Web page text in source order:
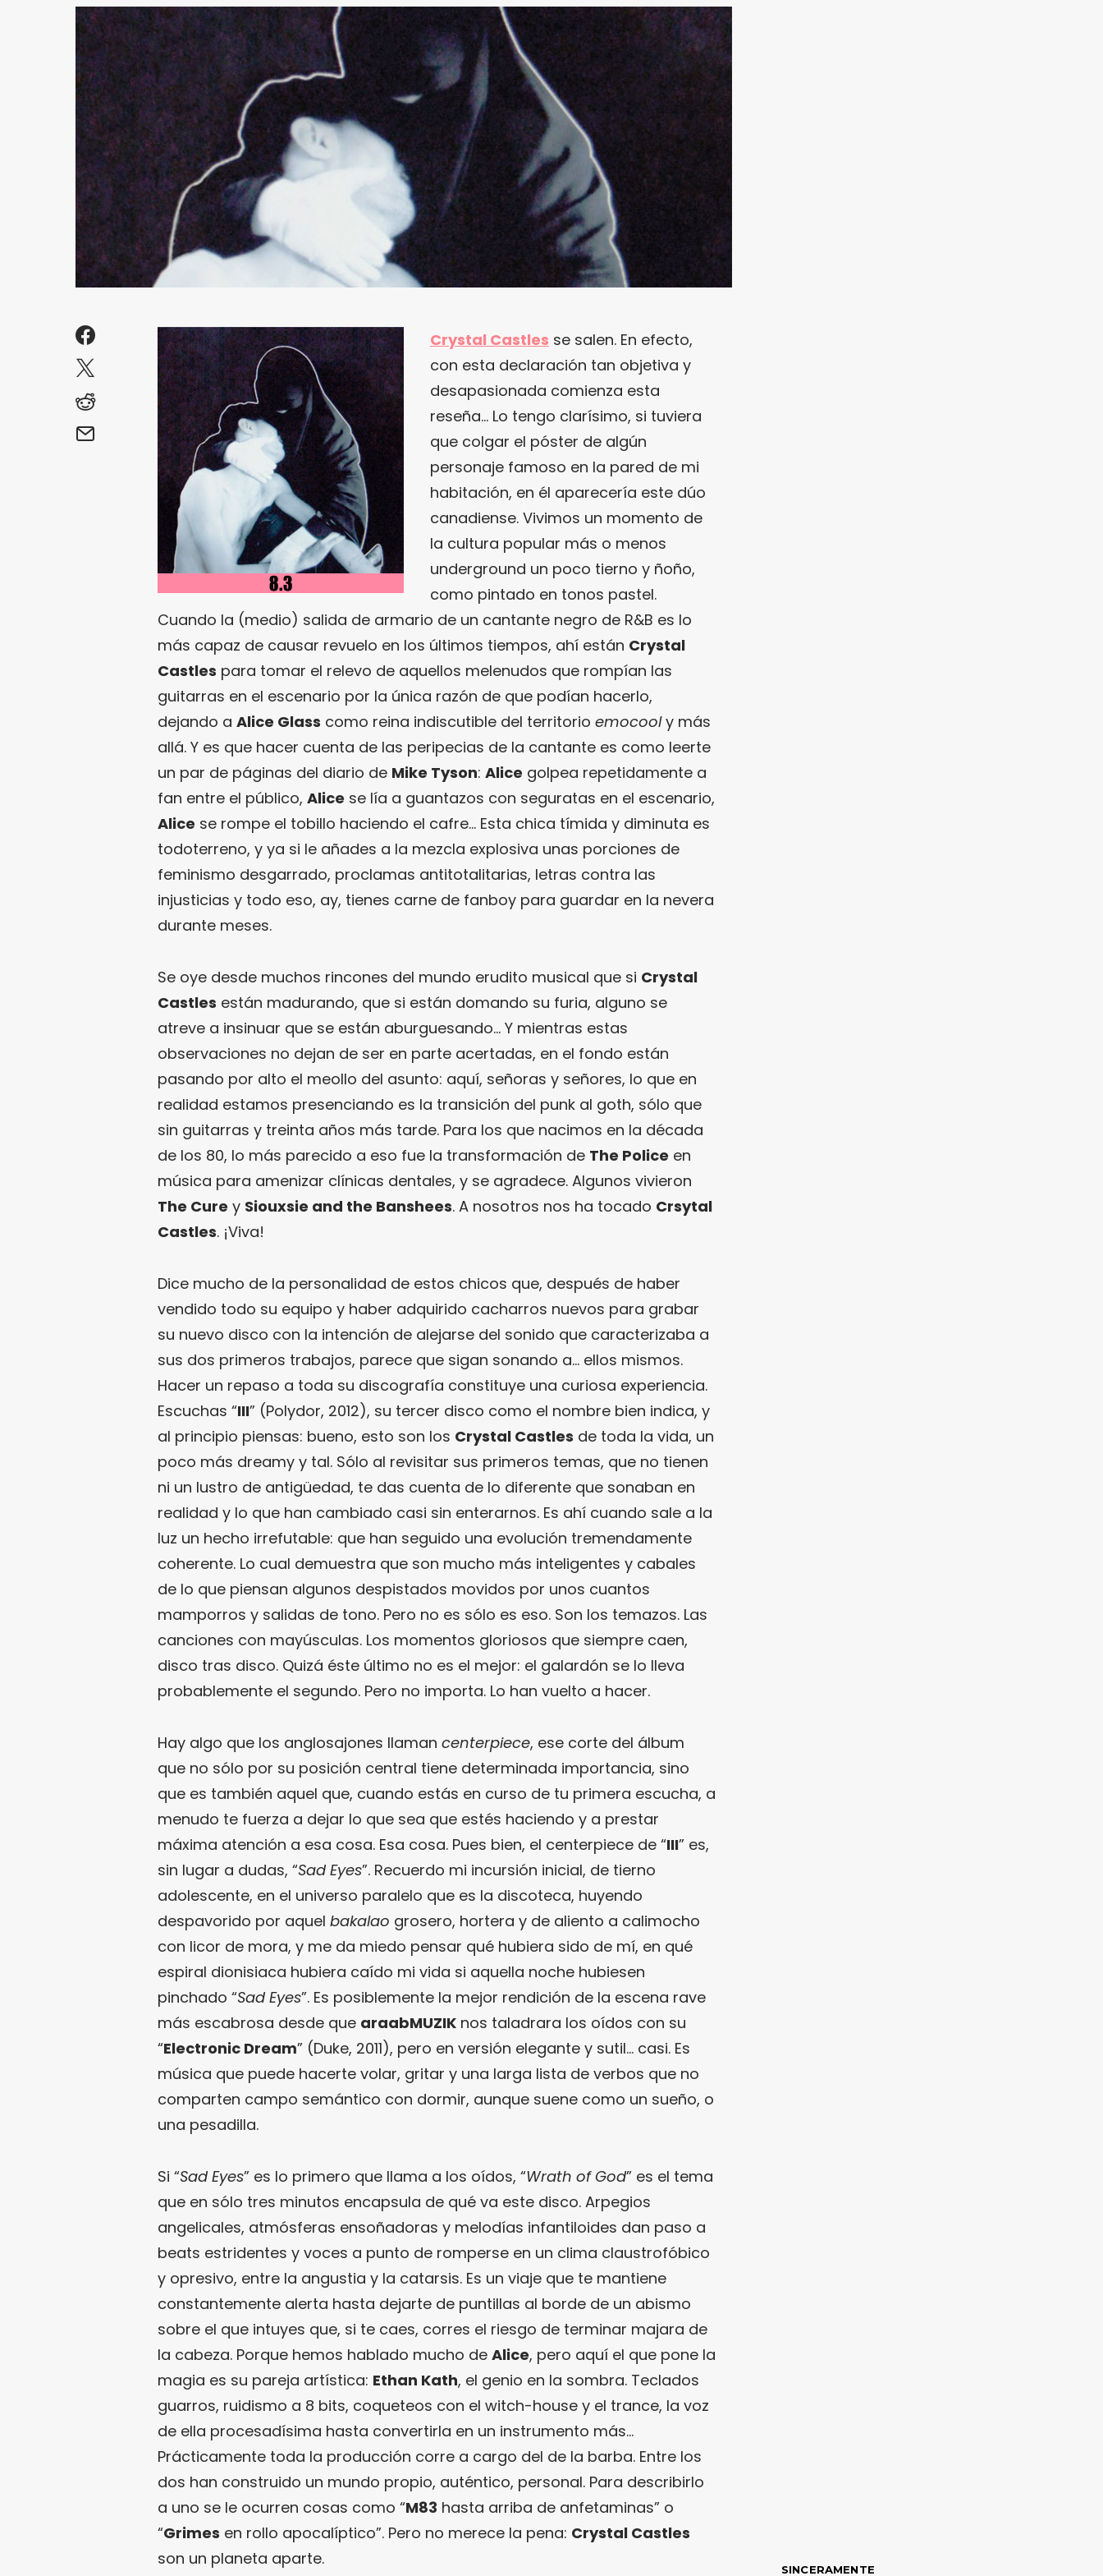
Crystal Castles se salen. En efecto,
con esta declaración tan objetiva y
desapasionada comienza esta
reseña… Lo tengo clarísimo, si tuviera
que colgar el póster de algún
personaje famoso en la pared de mi
habitación, en él aparecería este dúo
canadiense. Vivimos un momento de
la cultura popular más o menos
underground un poco tierno y ñoño,
como pintado en tonos pastel.
Cuando la (medio) salida de armario de un cantante negro de R&B es lo
más capaz de causar revuelo en los últimos tiempos, ahí están Crystal
Castles para tomar el relevo de aquellos melenudos que rompían las
guitarras en el escenario por la única razón de que podían hacerlo,
dejando a Alice Glass como reina indiscutible del territorio emocooly más
allá. Y es que hacer cuenta de las peripecias de la cantante es como leerte
un par de páginas del diario de Mike Tyson: Alice golpea repetidamente a
fan entre el público, Alice se lía a guantazos con seguratas en el escenario,
Alice se rompe el tobillo haciendo el cafre… Esta chica tímida y diminuta es
todoterreno, y ya si le añades a la mezcla explosiva unas porciones de
feminismo desgarrado, proclamas antitotalitarias, letras contra las
injusticias y todo eso, ay, tienes carne de fanboy para guardar en la nevera
durante meses.
Se oye desde muchos rincones del mundo erudito musical que si Crystal
Castles están madurando, que si están domando su furia, alguno se
atreve a insinuar que se están aburguesando… Y mientras estas
observaciones no dejan de ser en parte acertadas, en el fondo están
pasando por alto el meollo del asunto: aquí, señoras y señores, lo que en
realidad estamos presenciando es la transición del punk al goth, sólo que
sin guitarras y treinta años más tarde. Para los que nacimos en la década
de los 80, lo más parecido a eso fue la transformación de The Police en
música para amenizar clínicas dentales, y se agradece. Algunos vivieron
The Cure y Siouxsie and the Banshees. A nosotros nos ha tocado Crsytal
Castles. ¡Viva!
Dice mucho de la personalidad de estos chicos que, después de haber
vendido todo su equipo y haber adquirido cacharros nuevos para grabar
su nuevo disco con la intención de alejarse del sonido que caracterizaba a
sus dos primeros trabajos, parece que sigan sonando a… ellos mismos.
Hacer un repaso a toda su discografía constituye una curiosa experiencia.
Escuchas “III” (Polydor, 2012), su tercer disco como el nombre bien indica, y
al principio piensas: bueno, esto son los Crystal Castles de toda la vida, un
poco más dreamy y tal. Sólo al revisitar sus primeros temas, que no tienen
ni un lustro de antigüedad, te das cuenta de lo diferente que sonaban en
realidad y lo que han cambiado casi sin enterarnos. Es ahí cuando sale a la
luz un hecho irrefutable: que han seguido una evolución tremendamente
coherente. Lo cual demuestra que son mucho más inteligentes y cabales
de lo que piensan algunos despistados movidos por unos cuantos
mamporros y salidas de tono. Pero no es sólo es eso. Son los temazos. Las
canciones con mayúsculas. Los momentos gloriosos que siempre caen,
disco tras disco. Quizá éste último no es el mejor: el galardón se lo lleva
probablemente el segundo. Pero no importa. Lo han vuelto a hacer.
Hay algo que los anglosajones llaman centerpiece, ese corte del álbum
que no sólo por su posición central tiene determinada importancia, sino
que es también aquel que, cuando estás en curso de tu primera escucha, a
menudo te fuerza a dejar lo que sea que estés haciendo y a prestar
máxima atención a esa cosa. Esa cosa. Pues bien, el centerpiece de “III” es,
sin lugar a dudas, “Sad Eyes”. Recuerdo mi incursión inicial, de tierno
adolescente, en el universo paralelo que es la discoteca, huyendo
despavorido por aquel bakalao grosero, hortera y de aliento a calimocho
con licor de mora, y me da miedo pensar qué hubiera sido de mí, en qué
espiral dionisiaca hubiera caído mi vida si aquella noche hubiesen
pinchado “Sad Eyes”. Es posiblemente la mejor rendición de la escena rave
más escabrosa desde que araabMUZIK nos taladrara los oídos con su
“Electronic Dream” (Duke, 2011), pero en versión elegante y sutil… casi. Es
música que puede hacerte volar, gritar y una larga lista de verbos que no
comparten campo semántico con dormir, aunque suene como un sueño, o
una pesadilla.
Si “Sad Eyes” es lo primero que llama a los oídos, “Wrath of God” es el tema
que en sólo tres minutos encapsula de qué va este disco. Arpegios
angelicales, atmósferas ensoñadoras y melodías infantiloides dan paso a
beats estridentes y voces a punto de romperse en un clima claustrofóbico
y opresivo, entre la angustia y la catarsis. Es un viaje que te mantiene
constantemente alerta hasta dejarte de puntillas al borde de un abismo
sobre el que intuyes que, si te caes, corres el riesgo de terminar majara de
la cabeza. Porque hemos hablado mucho de Alice, pero aquí el que pone la
magia es su pareja artística: Ethan Kath, el genio en la sombra. Teclados
guarros, ruidismo a 8 bits, coqueteos con el witch-house y el trance, la voz
de ella procesadísima hasta convertirla en un instrumento más…
Prácticamente toda la producción corre a cargo del de la barba. Entre los
dos han construido un mundo propio, auténtico, personal. Para describirlo
a uno se le ocurren cosas como “M83 hasta arriba de anfetaminas” o
“Grimes en rollo apocalíptico”. Pero no merece la pena: Crystal Castles
son un planeta aparte.
SINCERAMENTE